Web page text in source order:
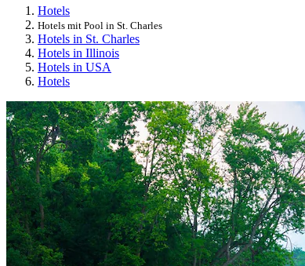
Hotels
Hotels mit Pool in St. Charles
Hotels in St. Charles
Hotels in Illinois
Hotels in USA
Hotels